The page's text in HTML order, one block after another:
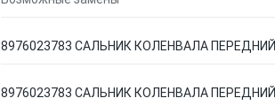
8976023783 САЛЬНИК КОЛЕНВАЛА ПЕРЕДНИЙ
8976023783 САЛЬНИК КОЛЕНВАЛА ПЕРЕДНИЙ